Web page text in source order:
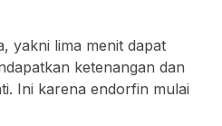
yakni lima menit dapat
ketenangan dan
Ini karena endorfin mulai